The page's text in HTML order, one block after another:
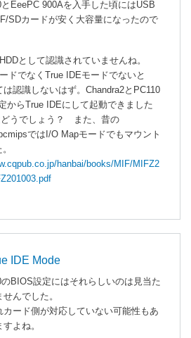
とEeePC 900Aを入手した頃にはUSB
SDカードが安く大容量になったので
として認識されていませんね。
ドでなくTrue IDEモードでないと
は認識しないはず。Chandra2とPC110
からTrue IDEにして起動できました
どうでしょう？ また、昔の
ではI/O Mapモードでもマウント
hanbai/books/MIF/MIFZ2
IDE Mode
BIOS設定にはそれらしいのは見当た
せんでした。
カード側が対応していない可能性もあ
すよね。